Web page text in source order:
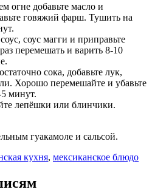
огне добавьте масло и
говяжий фарш. Тушить на
соус магги и приправьте
перемешать и варить 8-10
сока, добавьте лук,
Хорошо перемешайте и убавьте
минут.
лепёшки или блинчики.
гуакамоле и сальсой.
кухня, мексиканское блюдо